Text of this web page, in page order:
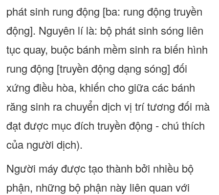
phát sinh rung động [ba: rung động truyền
động]. Nguyên lí là: bộ phát sinh sóng liên
tục quay, buộc bánh mềm sinh ra biến hình
rung động [truyền động dạng sóng] đối
xứng điều hòa, khiến cho giữa các bánh
răng sinh ra chuyển dịch vị trí tương đối mà
đạt được mục đích truyền động - chú thích
của người dịch).
Người máy được tạo thành bởi nhiều bộ
phận, những bộ phận này liên quan với